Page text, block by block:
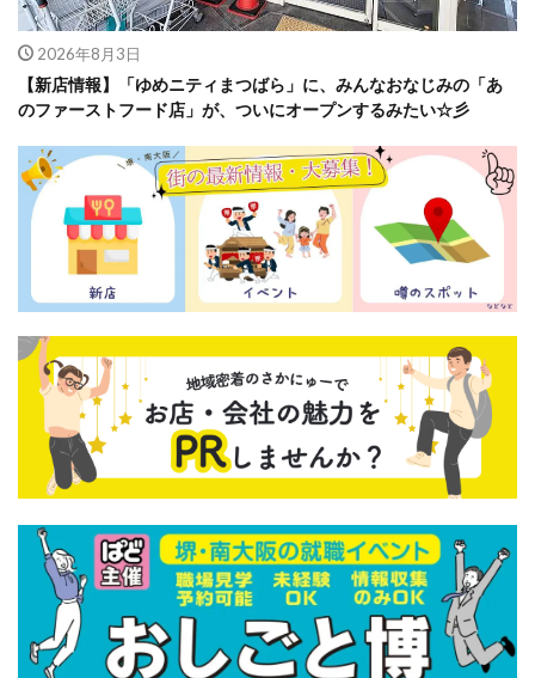
2026年8月3日
【新店情報】「ゆめニティまつばら」に、みんなおなじみの「あ
のファーストフード店」が、ついにオープンするみたい☆彡